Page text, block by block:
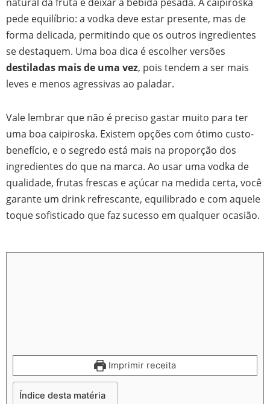
pede equilíbrio: a vodka deve estar presente, mas de
forma delicada, permitindo que os outros ingredientes
se destaquem. Uma boa dica é escolher versões
destiladas mais de uma vez, pois tendem a ser mais
leves e menos agressivas ao paladar.
Vale lembrar que não é preciso gastar muito para ter
uma boa caipiroska. Existem opções com ótimo custo-
benefício, e o segredo está mais na proporção dos
ingredientes do que na marca. Ao usar uma vodka de
qualidade, frutas frescas e açúcar na medida certa, você
garante um drink refrescante, equilibrado e com aquele
toque sofisticado que faz sucesso em qualquer ocasião.
Imprimir receita
Índice desta matéria